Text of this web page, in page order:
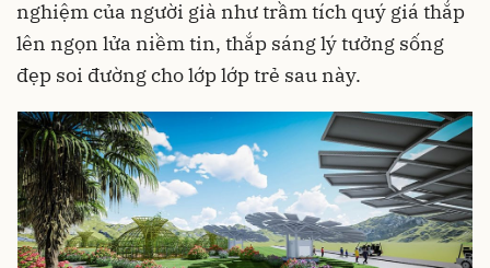
nghiệm của người già như trầm tích quý giá thắp
lên ngọn lửa niềm tin, thắp sáng lý tưởng sống
đẹp soi đường cho lớp lớp trẻ sau này.